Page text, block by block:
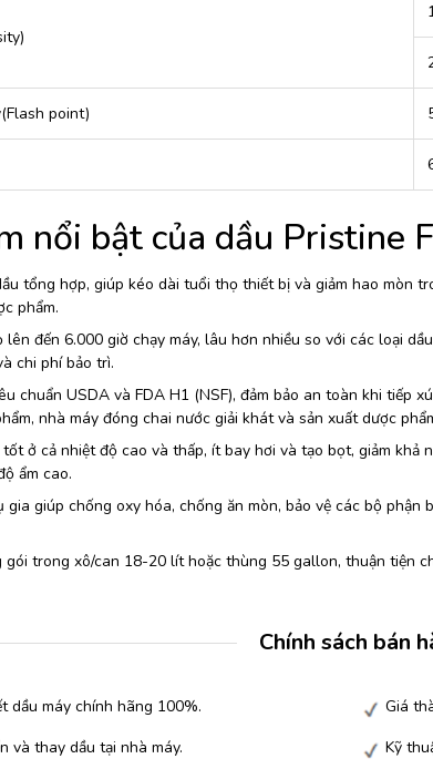
point)
nổi bật của dầu Pristine
tổng hợp, giúp kéo dài tuổi thọ thiết bị và giảm hao mòn
phẩm.
lên đến 6.000 giờ chạy máy, lâu hơn nhiều so với các loại
chi phí bảo trì.
chuẩn USDA và FDA H1 (NSF), đảm bảo an toàn khi tiếp
nhà máy đóng chai nước giải khát và sản xuất dược
ở cả nhiệt độ cao và thấp, ít bay hơi và tạo bọt, giảm khả
ẩm cao.
gia giúp chống oxy hóa, chống ăn mòn, bảo vệ các bộ
gói trong xô/can 18-20 lít hoặc thùng 55 gallon, thuận tiện
Chính sách bán
dầu máy chính hãng 100%.
Giá
và thay dầu tại nhà máy.
Kỹ